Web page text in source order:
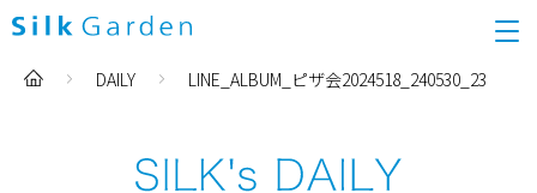
DAILY LINE_ALBUM_ピザ会2024518_240530_23